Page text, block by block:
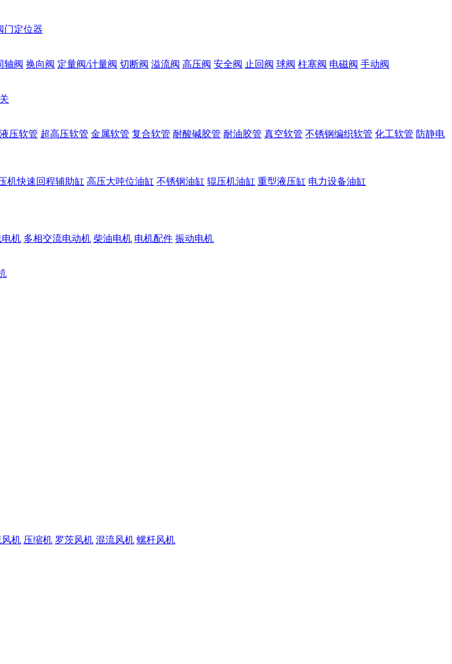
门定位器
轴阀 换向阀 定量阀/计量阀 切断阀 溢流阀 高压阀 安全阀 止回阀 球阀 柱塞阀 电磁阀 手动阀
液压软管 超高压软管 金属软管 复合软管 耐酸碱胶管 耐油胶管 真空软管 不锈钢编织软管 化工软管 防静电
机快速回程辅助缸 高压大吨位油缸 不锈钢油缸 辊压机油缸 重型液压缸 电力设备油缸
机 多相交流电动机 柴油电机 电机配件 振动电机
机 压缩机 罗茨风机 混流风机 螺杆风机